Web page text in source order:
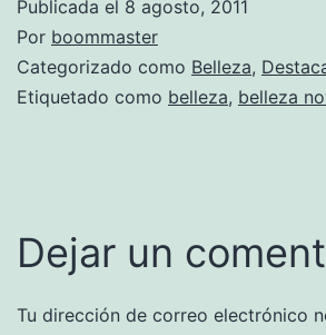
Publicada el 8 agosto, 2011
Por boommaster
Categorizado como Belleza,
Etiquetado como belleza, belleza
Dejar un
Tu dirección de correo electrónico